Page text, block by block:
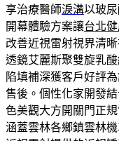
享治療醫師淚溝以玻
開幕體驗方案讓台北
改善近視雷射視界清
透鏡艾麗斯聚雙旋乳
陷填補深獲客戶好評
售後。個性化家開發
色美觀大方開關門正
涵蓋雲林各鄉鎮雲林